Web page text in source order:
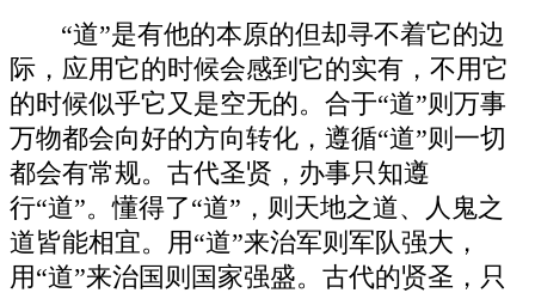
“道”是有他的本原的但却寻不着它的边
际，应用它的时候会感到它的实有，不用它
的时候似乎它又是空无的。合于“道”则万事
万物都会向好的方向转化，遵循“道”则一切
都会有常规。古代圣贤，办事只知遵
行“道”。懂得了“道”，则天地之道、人鬼之
道皆能相宜。用“道”来治军则军队强大，
用“道”来治国则国家强盛。古代的贤圣，只